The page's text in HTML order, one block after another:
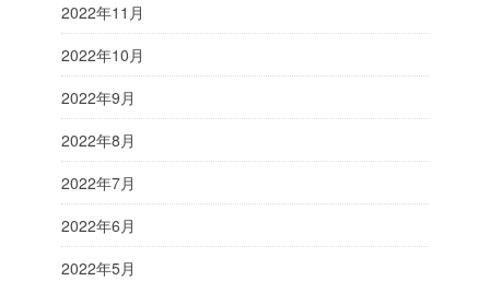
2022年11月
2022年10月
2022年9月
2022年8月
2022年7月
2022年6月
2022年5月